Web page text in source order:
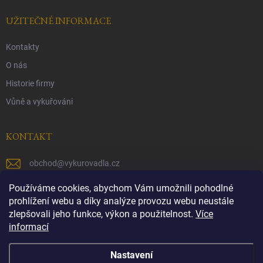
Používáme cookies, abychom Vám umožnili pohodlné
prohlížení webu a díky analýze provozu webu neustále
zlepšovali jeho funkce, výkon a použitelnost. Více
informací
Nastavení
UŽITEČNÉ INFORMACE
Kontakty
O nás
Historie firmy
Vůně a vykuřováni
KONTAKT
obchod@vykurovadla.cz
+420 603 149 699
https://www.facebook.com/vykurovadla.cz/
https://www.instagram.com/vykurovadla.cz/